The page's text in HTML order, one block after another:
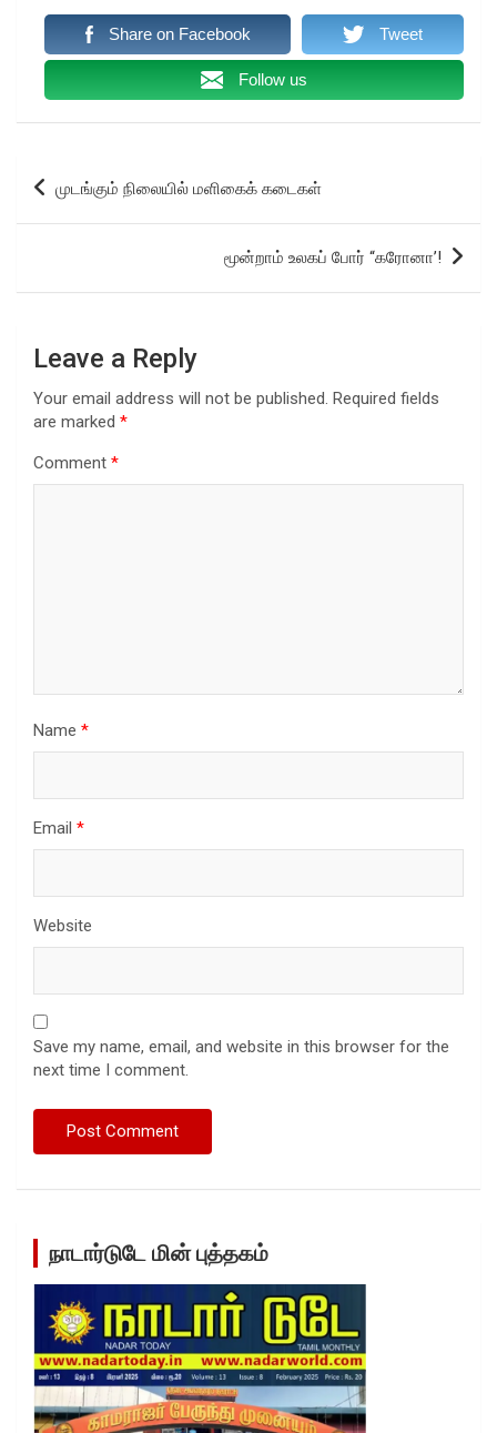
Share on Facebook Tweet
Follow us
Post
navigation
முடங்கும் நிலையில் மளிகைக் கடைகள்
மூன்றாம் உலகப் போர் “கரோனா’!
Leave a Reply
Your email address will not be published. Required fields
are marked *
Comment *
Name *
Email *
Website
Save my name, email, and website in this browser for the
next time I comment.
நாடார்டுடே மின் புத்தகம்